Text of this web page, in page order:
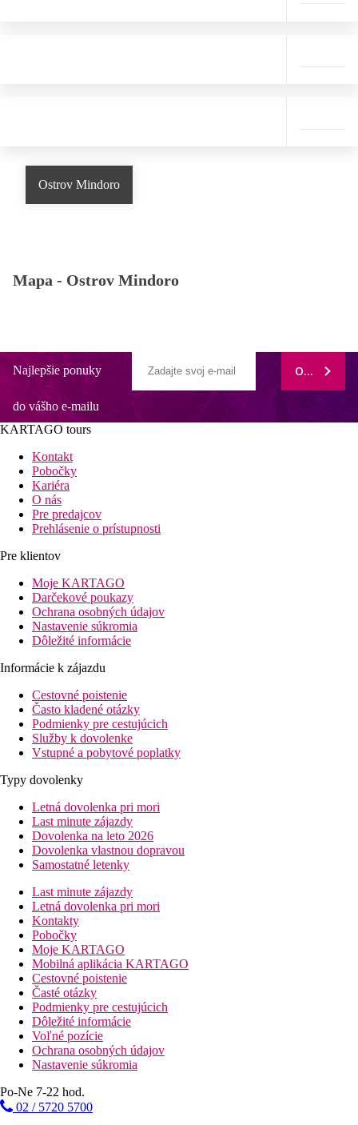
Ostrov Mindoro
Mapa - Ostrov Mindoro
Najlepšie ponuky
do vášho e-mailu
ODOBERAŤ
KARTAGO tours
Kontakt
Pobočky
Kariéra
O nás
Pre predajcov
Prehlásenie o prístupnosti
Pre klientov
Moje KARTAGO
Darčekové poukazy
Ochrana osobných údajov
Nastavenie súkromia
Dôležité informácie
Informácie k zájazdu
Cestovné poistenie
Často kladené otázky
Podmienky pre cestujúcich
Služby k dovolenke
Vstupné a pobytové poplatky
Typy dovolenky
Letná dovolenka pri mori
Last minute zájazdy
Dovolenka na leto 2026
Dovolenka vlastnou dopravou
Samostatné letenky
Last minute zájazdy
Letná dovolenka pri mori
Kontakty
Pobočky
Moje KARTAGO
Mobilná aplikácia KARTAGO
Cestovné poistenie
Časté otázky
Podmienky pre cestujúcich
Dôležité informácie
Voľné pozície
Ochrana osobných údajov
Nastavenie súkromia
Po-Ne 7-22 hod.
02 / 5720 5700